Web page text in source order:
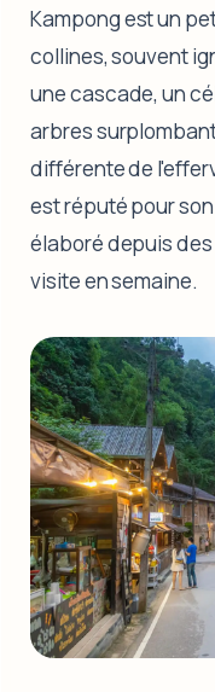
Kampong est un
collines, souvent
une cascade, un
arbres
différente de
est réputé pour
élaboré depuis
visite en semaine.